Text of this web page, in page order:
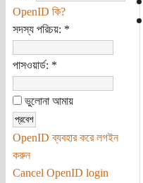
OpenID কি?
সদস্য পরিচয়: *
পাসওয়ার্ড: *
ভুলোনা আমায়
OpenID ব্যবহার করে লগইন
করুন
Cancel OpenID login